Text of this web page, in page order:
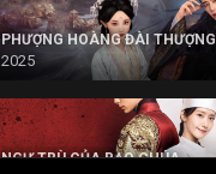
PHƯỢNG HOÀNG ĐÀI THƯỢNG
2025
NGỰ TRÙ CỦA BẠO CHÚA